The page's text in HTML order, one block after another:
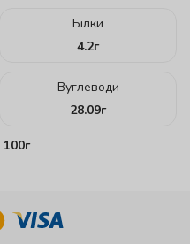
Білки
4.2г
Вуглеводи
28.09г
100г